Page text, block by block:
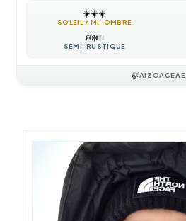
☀️☀️☀️
SOLEIL / MI-OMBRE
❄️❄️❄️
SEMI-RUSTIQUE
🍃AIZOACEAE